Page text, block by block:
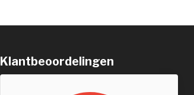
Klantbeoordelingen